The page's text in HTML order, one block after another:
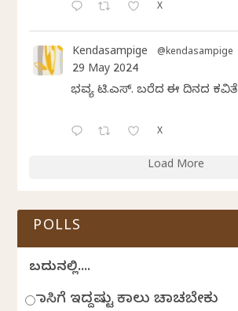
X
Kendasampige @kendasampige
29 May 2024
ಭವ್ಯ ಟಿ.ಎಸ್. ಬರೆದ ಈ ದಿನದ ಕವಿತೆ
X
Load More
POLLS
ಬದುಕಿನಲ್ಲಿ....
ಹಾಸಿಗೆ ಇದ್ದಷ್ಟು ಕಾಲು ಚಾಚಬೇಕು